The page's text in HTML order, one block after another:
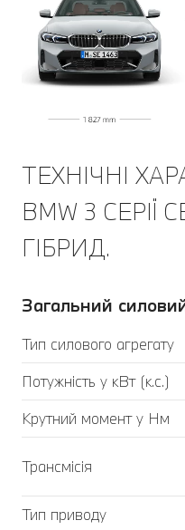
ТЕХНІЧНІ
BMW 3 СЕРІЇ
ГІБРИД.
Загальний
Тип силового агрегату
Потужність у кВт (к.с.)
Крутний момент у Нм
Трансмісія
Тип приводу